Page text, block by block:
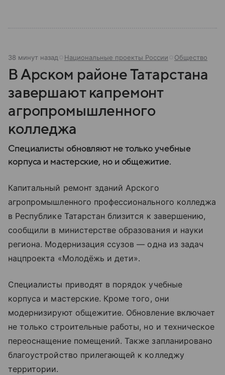
38 минут назад Национальные проекты России Общество
В Арском районе Татарстана
завершают капремонт
агропромышленного
колледжа
Специалисты обновляют не только учебные
корпуса и мастерские, но и общежитие.
Капитальный ремонт зданий Арского
агропромышленного профессионального колледжа
в Республике Татарстан близится к завершению,
сообщили в министерстве образования и науки
региона. Модернизация ссузов — одна из задач
нацпроекта «Молодёжь и дети».
Специалисты приводят в порядок учебные
корпуса и мастерские. Кроме того, они
модернизируют общежитие. Обновление включает
не только строительные работы, но и техническое
переоснащение помещений. Также запланировано
благоустройство прилегающей к колледжу
территории.